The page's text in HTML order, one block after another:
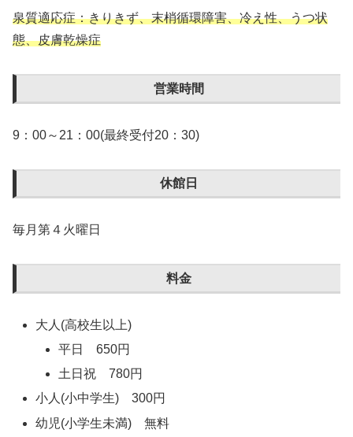
泉質適応症：きりきず、末梢循環障害、冷え性、うつ状
態、皮膚乾燥症
営業時間
9：00～21：00(最終受付20：30)
休館日
毎月第４火曜日
料金
大人(高校生以上)
平日 650円
土日祝 780円
小人(小中学生) 300円
幼児(小学生未満) 無料